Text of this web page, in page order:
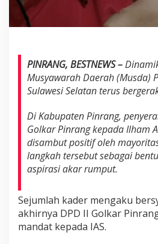
a
a
m
b
u
P
e
n
y
e
r
a
n
M
a
PINRANG, BESTNEWS –
Musyawarah Daerah (Musda)
Sulawesi Selatan terus
Di Kabupaten Pinrang,
Golkar Pinrang kepada Ilham
disambut positif oleh
langkah tersebut sebagai
aspirasi akar rumput.
Sejumlah kader mengaku
akhirnya DPD II Golkar
mandat kepada IAS.